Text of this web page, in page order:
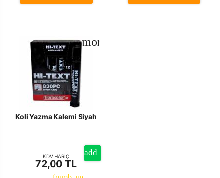
Koli Yazma Kalemi Siyah
KDV HARİÇ
72,00 TL